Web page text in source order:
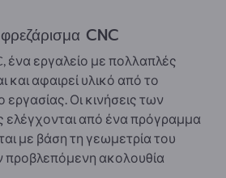
CNC
ένα εργαλείο με πολλαπλές
και αφαιρεί υλικό από το
Οι κινήσεις των
από ένα πρόγραμμα
με βάση τη γεωμετρία του
προβλεπόμενη ακολουθία